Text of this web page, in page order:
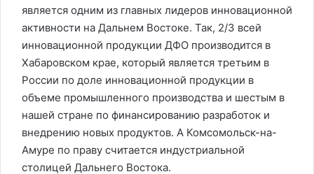
является одним из главных лидеров инновационной
активности на Дальнем Востоке. Так, 2/3 всей
инновационной продукции ДФО производится в
Хабаровском крае, который является третьим в
России по доле инновационной продукции в
объеме промышленного производства и шестым в
нашей стране по финансированию разработок и
внедрению новых продуктов. А Комсомольск-на-
Амуре по праву считается индустриальной
столицей Дальнего Востока.